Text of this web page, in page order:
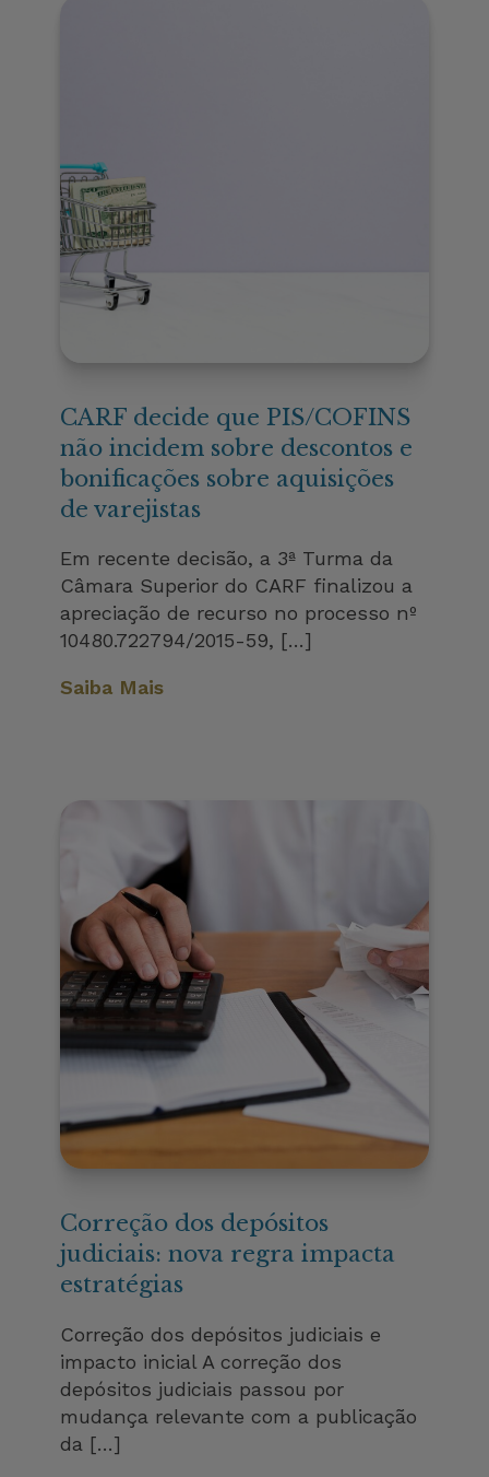
CARF decide que PIS/COFINS
não incidem sobre descontos e
bonificações sobre aquisições
de varejistas
Em recente decisão, a 3ª Turma da
Câmara Superior do CARF finalizou a
apreciação de recurso no processo nº
10480.722794/2015-59, […]
Saiba Mais
Correção dos depósitos
judiciais: nova regra impacta
estratégias
Correção dos depósitos judiciais e
impacto inicial A correção dos
depósitos judiciais passou por
mudança relevante com a publicação
da […]